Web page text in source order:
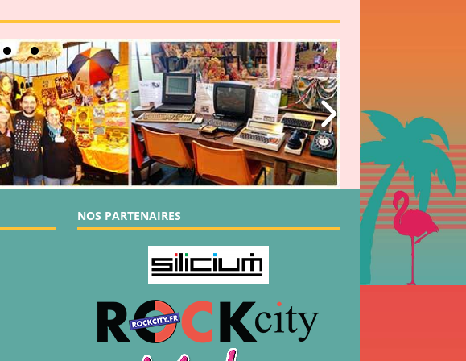
NOS PARTENAIRES